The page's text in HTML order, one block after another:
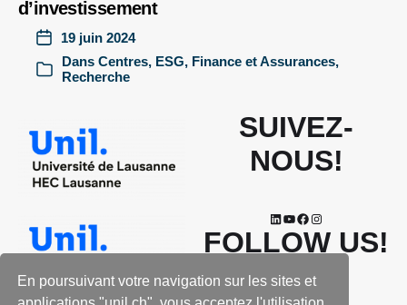
En poursuivant votre navigation sur les sites et
d’investissement
19 juin 2024
Dans Centres, ESG, Finance et Assurances,
Recherche
SUIVEZ-
NOUS!
FOLLOW US!